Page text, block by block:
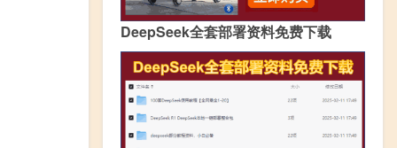
DeepSeek全套部署资料免费下载